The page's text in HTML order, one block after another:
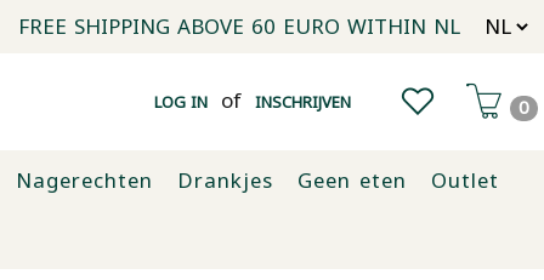
FREE SHIPPING ABOVE 60 EURO WITHIN NL
LOG IN of INSCHRIJVEN 0
Nagerechten Drankjes Geen eten
Outlet